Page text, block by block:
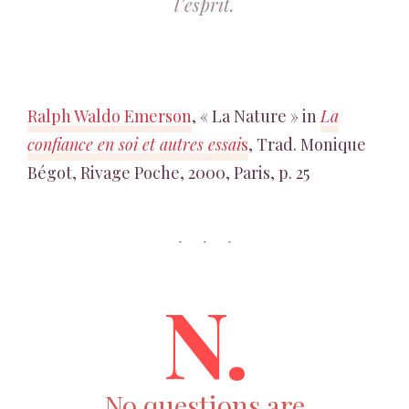
Ralph Waldo Emerson, « La Nature » inLa
confiance en soi et autres essais, Trad. Monique
Bégot, Rivage Poche, 2000, Paris, p. 25
N.